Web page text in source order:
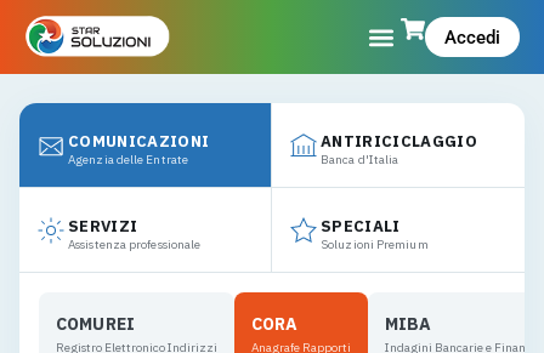
Accedi
COMUNICAZIONI
Agenzia delle Entrate
ANTIRICICLAGGIO
Banca d'Italia
SERVIZI
Assistenza professionale
SPECIALI
Soluzioni Premium
COMUREI
Registro Elettronico Indirizzi
CORA
Anagrafe Rapporti
MIBA
Indagini Bancarie e